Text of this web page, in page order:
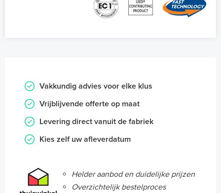
Vakkundig advies voor elke klus
Vrijblijvende offerte op maat
Levering direct vanuit de fabriek
Kies zelf uw afleverdatum
Helder aanbod en duidelijke prijzen
Overzichtelijk bestelproces